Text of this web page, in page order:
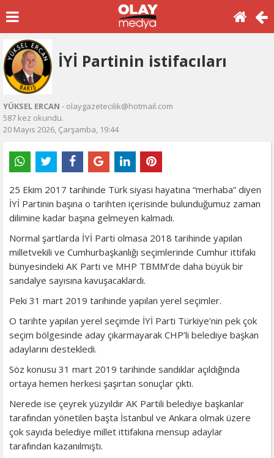
İYİ Partinin istifacıları
YÜKSEL ERCAN - olaygazetecilik@hotmail.com
587 kez okundu.
20 Mayıs 2026, Çarşamba, 19:44
25 Ekim 2017 tarihinde Türk siyasi hayatına “merhaba” diyen
İYİ Partinin başına o tarihten içerisinde bulunduğumuz zaman
dilimine kadar başına gelmeyen kalmadı.
Normal şartlarda İYİ Parti olmasa 2018 tarihinde yapılan
milletvekili ve Cumhurbaşkanlığı seçimlerinde Cumhur ittifakı
bünyesindeki AK Parti ve MHP TBMM’de daha büyük bir
sandalye sayısına kavuşacaklardı.
Peki 31 mart 2019 tarihinde yapılan yerel seçimler.
O tarihte yapılan yerel seçimde İYİ Parti Türkiye’nin pek çok
seçim bölgesinde aday çıkarmayarak CHP’li belediye başkan
adaylarını destekledi.
Söz konusu 31 mart 2019 tarihinde sandıklar açıldığında
ortaya hemen herkesi şaşırtan sonuçlar çıktı.
Nerede ise çeyrek yüzyıldır AK Partili belediye başkanlar
tarafından yönetilen başta İstanbul ve Ankara olmak üzere
çok sayıda belediye millet ittifakına mensup adaylar
tarafından kazanılmıştı.